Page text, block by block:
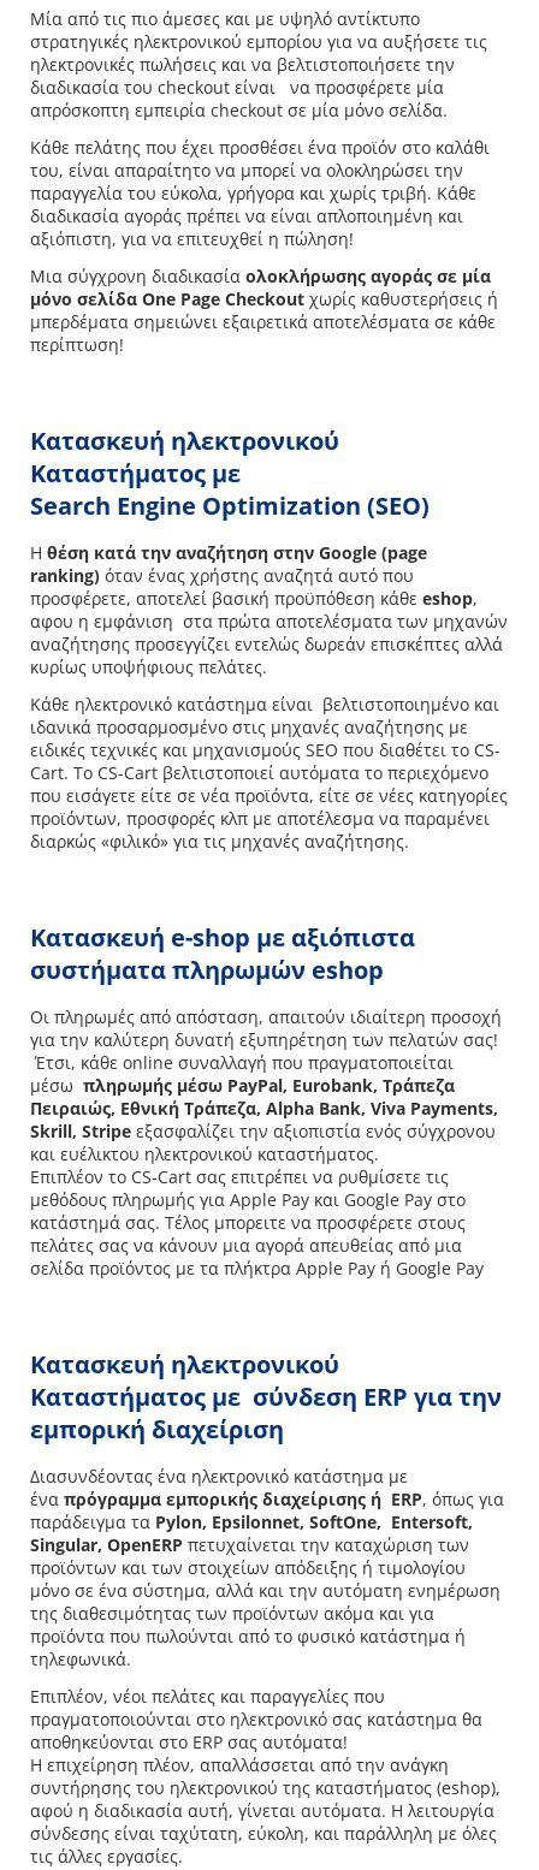
Μία από τις πιο άμεσες και με υψηλό αντίκτυπο
στρατηγικές ηλεκτρονικού εμπορίου για να αυξήσετε τις
ηλεκτρονικές πωλήσεις και να βελτιστοποιήσετε την
διαδικασία του checkout είναι να προσφέρετε μία
απρόσκοπτη εμπειρία checkout σε μία μόνο σελίδα.
Κάθε πελάτης που έχει προσθέσει ένα προϊόν στο καλάθι
του, είναι απαραίτητο να μπορεί να ολοκληρώσει την
παραγγελία του εύκολα, γρήγορα και χωρίς τριβή. Κάθε
διαδικασία αγοράς πρέπει να είναι απλοποιημένη και
αξιόπιστη, για να επιτευχθεί η πώληση!
Μια σύγχρονη διαδικασία ολοκλήρωσης αγοράς σε μία
μόνο σελίδα One Page Checkoutχωρίς καθυστερήσεις ή
μπερδέματα σημειώνει εξαιρετικά αποτελέσματα σε κάθε
περίπτωση!
Κατασκευή ηλεκτρονικού
Καταστήματος με
Search Engine Optimization (SEO)
Η θέση κατά την αναζήτηση στην Google (page
ranking)όταν ένας χρήστης αναζητά αυτό που
προσφέρετε, αποτελεί βασική προϋπόθεση κάθε eshop,
αφου η εμφάνιση στα πρώτα αποτελέσματα των μηχανών
αναζήτησης προσεγγίζει εντελώς δωρεάν επισκέπτες αλλά
κυρίως υποψήφιους πελάτες.
Κάθε ηλεκτρονικό κατάστημα είναι βελτιστοποιημένο και
ιδανικά προσαρμοσμένο στις μηχανές αναζήτησης με
ειδικές τεχνικές και μηχανισμούς SEO που διαθέτει το CS-
Cart. Το CS-Cart βελτιστοποιεί αυτόματα το περιεχόμενο
που εισάγετε είτε σε νέα προϊόντα, είτε σε νέες κατηγορίες
προϊόντων, προσφορές κλπ με αποτέλεσμα να παραμένει
διαρκώς «φιλικό» για τις μηχανές αναζήτησης.
Κατασκευή e-shop με αξιόπιστα
συστήματα πληρωμών eshop
Οι πληρωμές από απόσταση, απαιτούν ιδιαίτερη προσοχή
για την καλύτερη δυνατή εξυπηρέτηση των πελατών σας!
Έτσι, κάθε online συναλλαγή που πραγματοποιείται
μέσω πληρωμής μέσω PayPal, Eurobank, Τράπεζα
Πειραιώς, Εθνική Τράπεζα, Alpha Bank, Viva Payments,
Skrill, Stripeεξασφαλίζει την αξιοπιστία ενός σύγχρονου
και ευέλικτου ηλεκτρονικού καταστήματος.
Επιπλέον το CS-Cart σας επιτρέπει να ρυθμίσετε τις
μεθόδους πληρωμής για Apple Pay και Google Pay στο
κατάστημά σας. Τέλος μπορειτε να προσφέρετε στους
πελάτες σας να κάνουν μια αγορά απευθείας από μια
σελίδα προϊόντος με τα πλήκτρα Apple Pay ή Google Pay
Κατασκευή ηλεκτρονικού
Καταστήματος με σύνδεση ERP για την
εμπορική διαχείριση
Διασυνδέοντας ένα ηλεκτρονικό κατάστημα με
ένα πρόγραμμα εμπορικής διαχείρισης ή ERP, όπως για
παράδειγμα τα Pylon, Epsilonnet, SoftOne, Entersoft,
Singular, OpenERP πετυχαίνεται την καταχώριση των
προϊόντων και των στοιχείων απόδειξης ή τιμολογίου
μόνο σε ένα σύστημα, αλλά και την αυτόματη ενημέρωση
της διαθεσιμότητας των προϊόντων ακόμα και για
προϊόντα που πωλούνται από το φυσικό κατάστημα ή
τηλεφωνικά.
Επιπλέον, νέοι πελάτες και παραγγελίες που
πραγματοποιούνται στο ηλεκτρονικό σας κατάστημα θα
αποθηκεύονται στο ERP σας αυτόματα!
Η επιχείρηση πλέον, απαλλάσσεται από την ανάγκη
συντήρησης του ηλεκτρονικού της καταστήματος (eshop),
αφού η διαδικασία αυτή, γίνεται αυτόματα. Η λειτουργία
σύνδεσης είναι ταχύτατη, εύκολη, και παράλληλη με όλες
τις άλλες εργασίες.